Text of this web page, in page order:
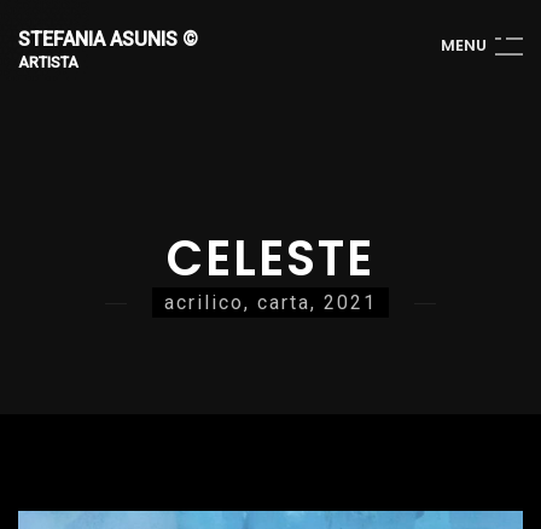
STEFANIA ASUNIS ©
ARTISTA
MENU
CELESTE
acrilico, carta, 2021